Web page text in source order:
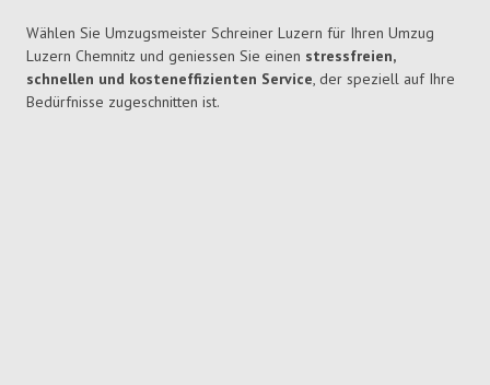
Wählen Sie Umzugsmeister Schreiner Luzern für Ihren Umzug
Luzern Chemnitz und geniessen Sie einen stressfreien,
schnellen und kosteneffizienten Service, der speziell auf Ihre
Bedürfnisse zugeschnitten ist.